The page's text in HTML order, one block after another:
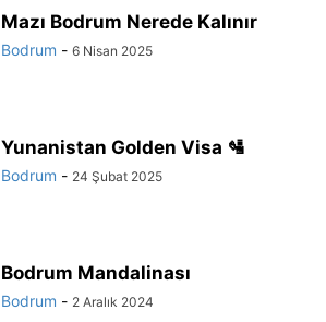
Mazı Bodrum Nerede Kalınır
Bodrum - 6 Nisan 2025
Yunanistan Golden Visa 🛂
Bodrum - 24 Şubat 2025
Bodrum Mandalinası
Bodrum - 2 Aralık 2024